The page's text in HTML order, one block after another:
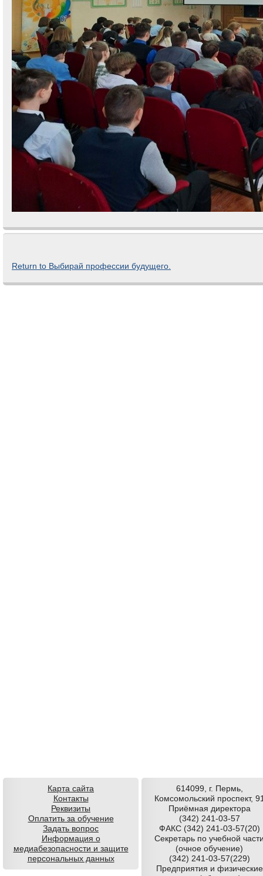
Return to Выбирай профессии будущего.
Карта сайта
Контакты
Реквизиты
Оплатить за обучение
Задать вопрос
Информация о
медиабезопасности и защите
персональных данных
614099, г. Пермь,
Комсомольский проспект,
Приёмная директора
(342) 241-03-57
ФАКС (342) 241-03-57(20)
Секретарь по учебной
(очное обучение)
(342) 241-03-57(229)
Предприятия и физические